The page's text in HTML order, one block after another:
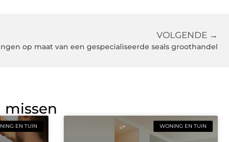
VOLGENDE →
op maat van een gespecialiseerde seals groothandel
EN TUIN WONING EN TUIN